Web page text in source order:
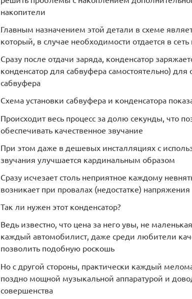
накопители
Главным назначением этой детали в схеме
который, в случае необходимости отдается в
Сразу после отдачи заряда, конденсатор
конденсатор для сабвуфера самостоятельно) для
сабвуфера
Схема установки сабвуфера и конденсатора
Происходит весь процесс за долю секунды, что
обеспечивать качественное звучание
При этом даже в дешевых инсталляциях с
звучания улучшается кардинальным образом
Сразу исчезает столь неприятное каждому
возникает при провалах (недостатке) напряжения
Так ли нужен этот конденсатор?
Ведь известно, что цена за него увы, не
каждый автомобилист, даже среди любители
позволить подобную роскошь
Но с другой стороны, практически каждый
поздно мощной музыкальной аппаратурой и
совершенства